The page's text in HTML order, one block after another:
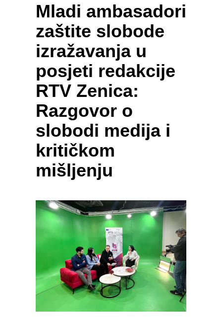
Mladi ambasadori
zaštite slobode
izražavanja u
posjeti redakcije
RTV Zenica:
Razgovor o
slobodi medija i
kritičkom
mišljenju